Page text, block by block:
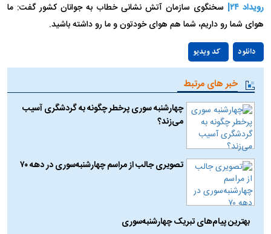
رویداد ۲۴|
سخنگوی سازمان آتش نشانی خطاب به جوانان کشور گفت: ما
هوای شما رو داریم، شما هم هوای خودتون و ما رو داشته باشید.
کد ویدیو دانلود
خبر های مرتبط
چهارشنبه سوری پرخطر چگونه به گردشگری آسیب
می‌زند؟
تصویری جالب از مراسم چهارشنبه‌سوری در دهه ۷۰
بهترین پیام‌های تبریک چهارشنبه‌سوری